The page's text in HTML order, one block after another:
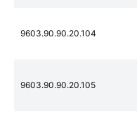
9603.90.90.20.104
9603.90.90.20.105